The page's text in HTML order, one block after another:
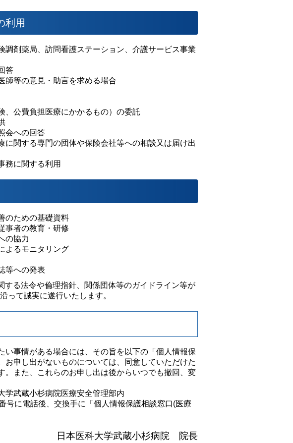
利用
調剤薬局、訪問看護ステーション、介護サービス事業
答
師等の意見・助言を求める場合
、公費負担医療にかかるもの）の委託
会への回答
に関する専門の団体や保険会社等への相談又は届け出
務に関する利用
のための基礎資料
事者の教育・研修
の協力
よるモニタリング
等への発表
する法令や倫理指針、関係団体等のガイドライン等が
って誠実に遂行いたします。
事情がある場合には、その旨を以下の「個人情報保
お申し出がないものについては、同意していただけた
。また、これらのお申し出は後からいつでも撤回、変
武蔵小杉病院医療安全管理部内
号に電話後、交換手に「個人情報保護相談窓口(医療
日本医科大学武蔵小杉病院 院長